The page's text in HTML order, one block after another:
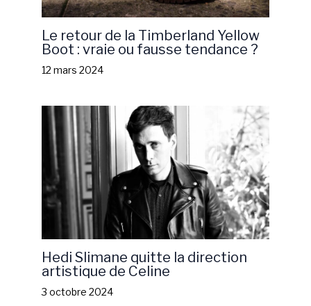
Le retour de la Timberland Yellow
Boot : vraie ou fausse tendance ?
12 mars 2024
Hedi Slimane quitte la direction
artistique de Celine
3 octobre 2024